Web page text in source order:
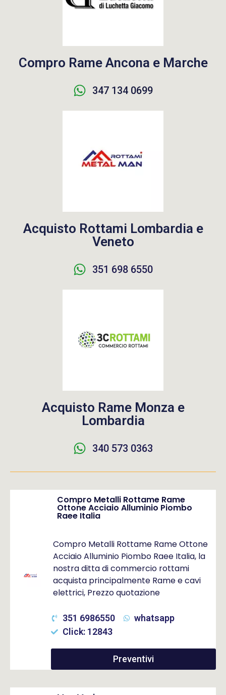
Compro Rame Ancona e Marche
347 134 0699
Acquisto Rottami Lombardia e
Veneto
351 698 6550
Acquisto Rame Monza e
Lombardia
340 573 0363
Compro Metalli Rottame Rame
Ottone Acciaio Alluminio Piombo
Raee Italia
Compro Metalli Rottame Rame Ottone
Acciaio Alluminio Piombo Raee Italia, la
nostra ditta di commercio rottami
acquista principalmente Rame e cavi
elettrici, Prezzo quotazione
351 6986550
whatsapp
Click: 12843
Preventivi